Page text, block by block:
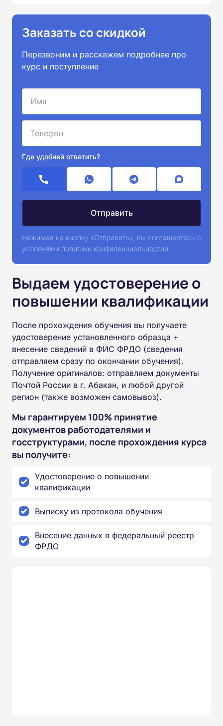
Заказать со скидкой
Перезвоним и расскажем подробнее про
курс и поступление
Где удобней ответить?
Нажимая на кнопку «Отправить», вы соглашаетесь с
условиями политики конфиденциальностии
Выдаем удостоверение о
повышении квалификации
После прохождения обучения вы получаете
удостоверение установленного образца +
внесение сведений в ФИС ФРДО (сведения
отправляем сразу по окончании обучения).
Получение оригиналов: отправляем документы
Почтой России в г. Абакан, и любой другой
регион (также возможен самовывоз).
Мы гарантируем 100% принятие
документов работодателями и
госструктурами, после прохождения курса
вы получите:
Удостоверение о повышении
квалификации
Выписку из протокола обучения
Внесение данных в федеральный реестр
ФРДО